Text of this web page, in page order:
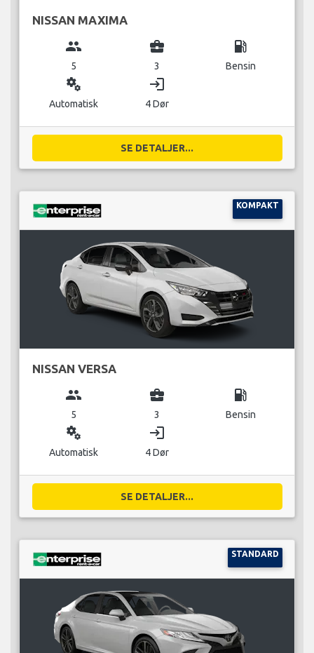
NISSAN MAXIMA
group
5
business_center
3
local_gas_station
Bensin
miscellaneous_services
Automatisk
login
4 Dør
SE DETALJER...
KOMPAKT
NISSAN VERSA
group
5
business_center
3
local_gas_station
Bensin
miscellaneous_services
Automatisk
login
4 Dør
SE DETALJER...
STANDARD